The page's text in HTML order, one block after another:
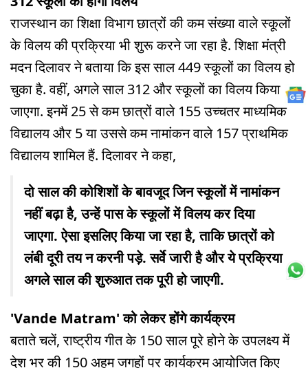
राजस्थान का शिक्षा विभाग छात्रों की कम संख्या वाले स्कूलों
के विलय की प्रक्रिया भी शुरू करने जा रहा है. शिक्षा मंत्री
मदन दिलावर ने बताया कि इस साल 449 स्कूलों का विलय हो
चुका है. वहीं, अगले साल 312 और स्कूलों का विलय किया
जाएगा. इनमें 25 से कम छात्रों वाले 155 उच्चतर माध्यमिक
विद्यालय और 5 या उससे कम नामांकन वाले 157 प्राथमिक
विद्यालय शामिल हैं. दिलावर ने कहा,
दो साल की कोशिशों के बावजूद जिन स्कूलों में नामांकन
नहीं बढ़ा है, उन्हें पास के स्कूलों में विलय कर दिया
जाएगा. ऐसा इसलिए किया जा रहा है, ताकि छात्रों को
लंबी दूरी तय न करनी पड़े. सर्वे जारी है और ये प्रक्रिया
अगले साल की शुरुआत तक पूरी हो जाएगी.
'Vande Matram' को लेकर होंगे कार्यक्रम
बताते चलें, राष्ट्रीय गीत के 150 साल पूरे होने के उपलक्ष्य में
देश भर की 150 अहम जगहों पर कार्यक्रम आयोजित किए